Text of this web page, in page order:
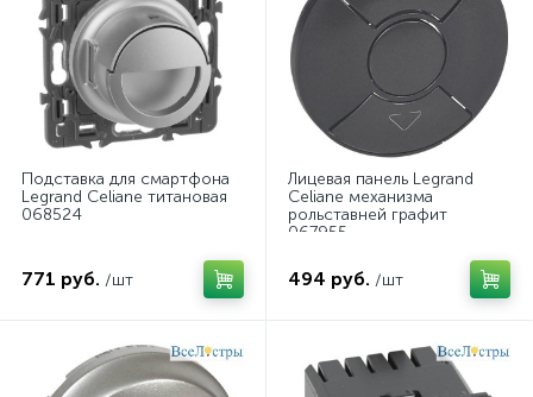
Подставка для смартфона
Legrand Celiane титановая
068524
771 руб. /шт
Лицевая панель Legrand
Celiane механизма
рольставней графит
067955
494 руб. /шт